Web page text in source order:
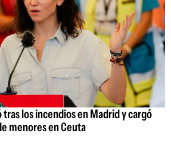
tras los incendios en Madrid y cargó
menores en Ceuta